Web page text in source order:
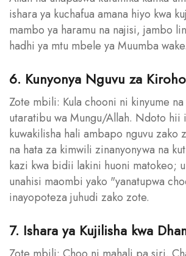
ishara ya kuchafua amana hiyo kwa
mambo ya haramu na najisi, jambo
hadhi ya mtu mbele ya Muumba wake.
6. Kunyonya Nguvu za
Zote mbili: Kula chooni ni kinyume
utaratibu wa Mungu/Allah. Ndoto hii
kuwakilisha hali ambapo nguvu zako
na hata za kimwili zinanyonywa na
kazi kwa bidii lakini huoni matokeo;
unahisi maombi yako "yanatupwa
inayopoteza juhudi zako zote.
7. Ishara ya Kujilisha kwa